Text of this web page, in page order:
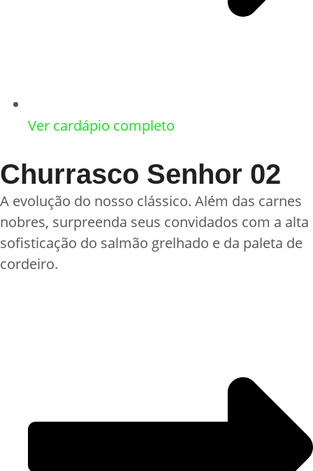
Ver cardápio completo
Churrasco Senhor 02
A evolução do nosso clássico. Além das carnes
nobres, surpreenda seus convidados com a alta
sofisticação do salmão grelhado e da paleta de
cordeiro.